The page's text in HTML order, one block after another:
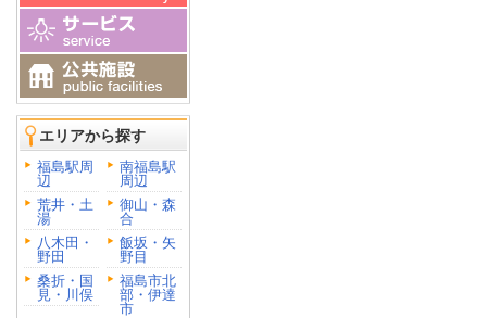
エリアから探す
福島駅周
辺
南福島駅
周辺
荒井・土
湯
御山・森
合
八木田・
野田
飯坂・矢
野目
桑折・国
見・川俣
福島市北
部・伊達
市